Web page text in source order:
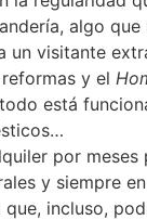
algo
un visitante
y el
está
por
y siempre
incluso,